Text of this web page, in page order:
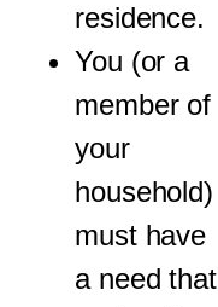
residence.
You (or a
member of
your
household)
must have
a need that